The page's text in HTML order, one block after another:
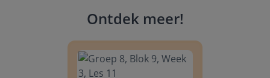
Ontdek meer!